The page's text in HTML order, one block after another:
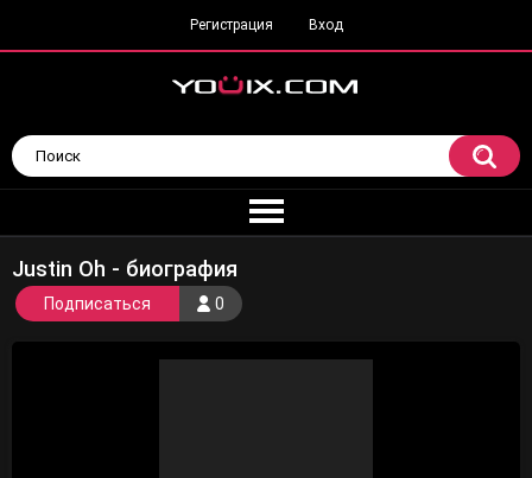
Регистрация Вход
Justin Oh - биография
0
Подписаться